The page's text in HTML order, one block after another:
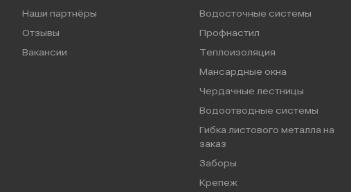
Наши партнёры
Отзывы
Вакансии
Водосточные системы
Профнастил
Теплоизоляция
Мансардные окна
Чердачные лестницы
Водоотводные системы
Гибка листового металла на
заказ
Заборы
Крепеж